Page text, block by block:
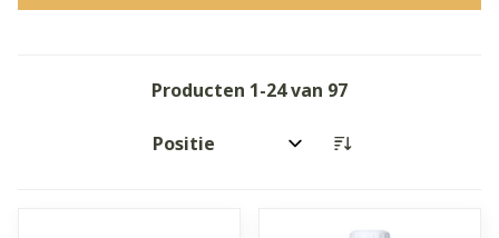
Producten 1-24van 97
Sorteer op: